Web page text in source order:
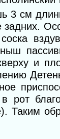
3 см
задних.
и
рот
Таким